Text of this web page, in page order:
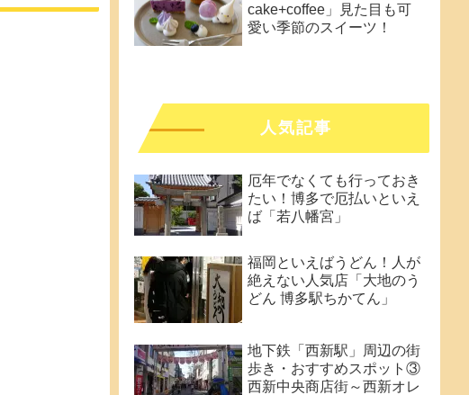
cake+coffee」見た目も可
愛い季節のスイーツ！
人気記事
厄年でなくても行っておき
たい！博多で厄払いといえ
ば「若八幡宮」
福岡といえばうどん！人が
絶えない人気店「大地のう
どん 博多駅ちかてん」
地下鉄「西新駅」周辺の街
歩き・おすすめスポット③
西新中央商店街～西新オレ